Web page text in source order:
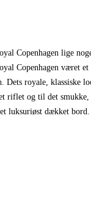
Copenhagen lige
Copenhagen været
Dets royale, klassiske
riflet og til det
luksuriøst dækket bord.